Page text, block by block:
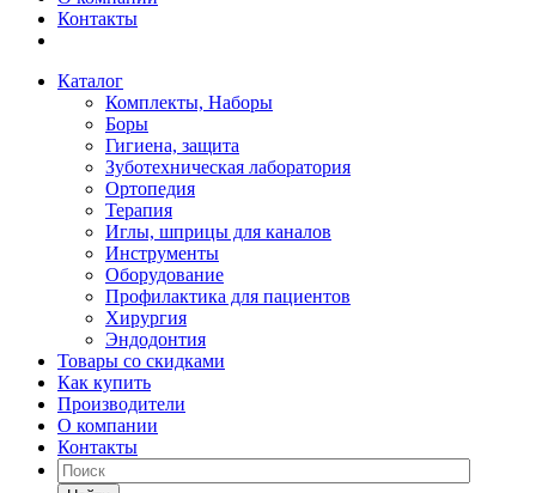
Контакты
Каталог
Комплекты, Наборы
Боры
Гигиена, защита
Зуботехническая лаборатория
Ортопедия
Терапия
Иглы, шприцы для каналов
Инструменты
Оборудование
Профилактика для пациентов
Хирургия
Эндодонтия
Товары со скидками
Как купить
Производители
О компании
Контакты